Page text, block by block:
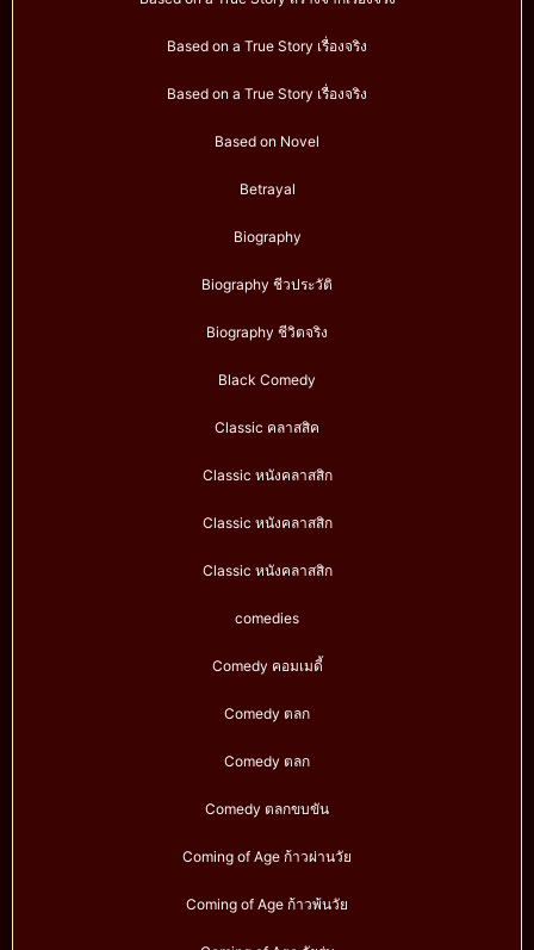
Based on a True Story เรื่องจริง
Based on a True Story เรื่องจริง
Based on Novel
Betrayal
Biography
Biography ชีวประวัติ
Biography ชีวิตจริง
Black Comedy
Classic คลาสสิค
Classic หนังคลาสสิก
Classic หนังคลาสสิก
Classic หนังคลาสสิก
comedies
Comedy คอมเมดี้
Comedy ตลก
Comedy ตลก
Comedy ตลกขบขัน
Coming of Age ก้าวผ่านวัย
Coming of Age ก้าวพ้นวัย